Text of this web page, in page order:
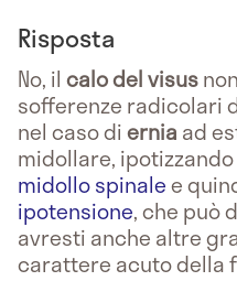
Risposta
No, il calo del visus
sofferenze radicolari
nel caso diernia ad
midollare,
midollo spinalee
ipotensione, che può
avresti anche altre
carattere acuto della